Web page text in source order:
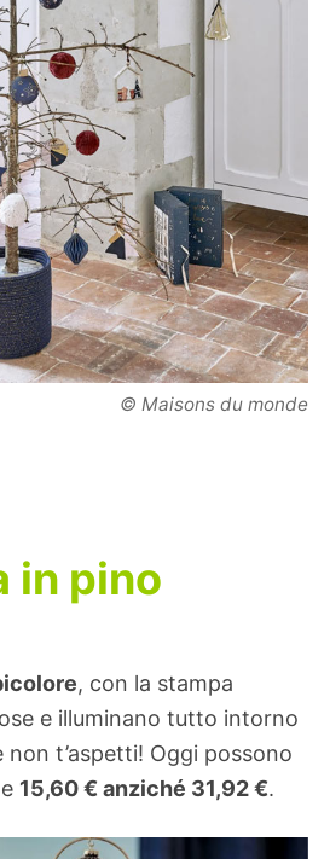
© Maisons du monde
in pino
, con la stampa
e illuminano tutto intorno
non t’aspetti! Oggi possono
15,60 € anziché 31,92 €.